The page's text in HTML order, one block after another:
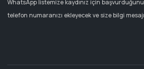
WhatsApp listemize kaydınız için
telefon numaranızı ekleyecek ve size bilgi